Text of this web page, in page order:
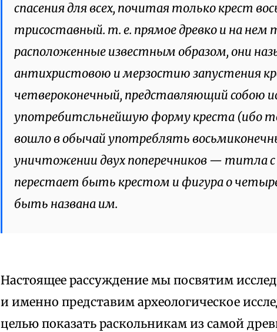
спасения для всех, почитая только крест
трисоставный. т. е. прямое древко и на нем
расположенные известным образом, они
антихристовою и мерзостию запустения
четвероконечный, представляющий собою
употребитсльнейшую форму креста (ибо
вошло в обычай употреблять
уничтожении двух поперечников — титла
перестает быть крестом и фигура о
быть названа им.
Настоящее рассуждение мы посвятим
и именно представим археологическое
целью показать раскольникам из самой